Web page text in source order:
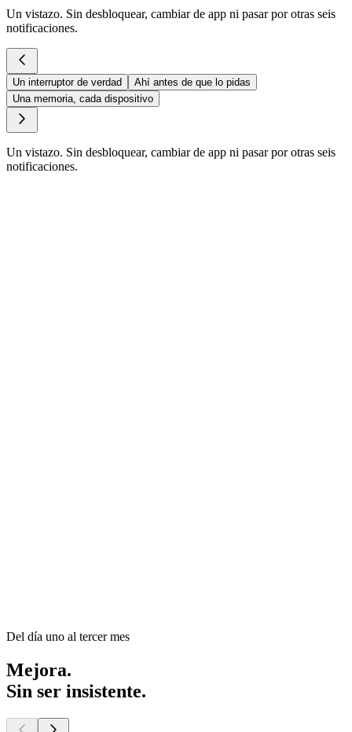
Un vistazo. Sin desbloquear, cambiar de app ni pasar por otras seis
notificaciones.
Un interruptor de verdad
Ahí antes de que lo pidas
Una memoria, cada dispositivo
Un vistazo. Sin desbloquear, cambiar de app ni pasar por otras seis
notificaciones.
Del día uno al tercer mes
Mejora.
Sin ser insistente.